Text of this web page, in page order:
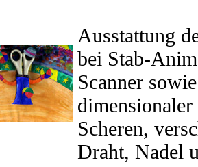
Ausstattung
bei Stab-
Scanner
Scheren,
Draht, Nadel